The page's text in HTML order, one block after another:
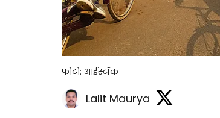
फोटो: आईस्टॉक
Lalit Maurya